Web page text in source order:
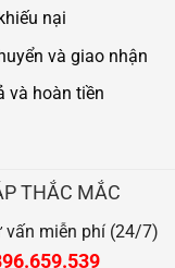
nại
và giao nhận
và hoàn tiền
THẮC MẮC
vấn miễn phí (24/7)